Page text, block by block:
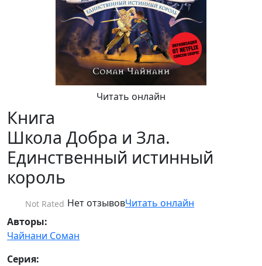
Читать онлайн
Книга
Школа Добра и Зла.
Единственный истинный
король
Not Rated Нет отзывовЧитать онлайн
Авторы:
Чайнани Соман
Серия: